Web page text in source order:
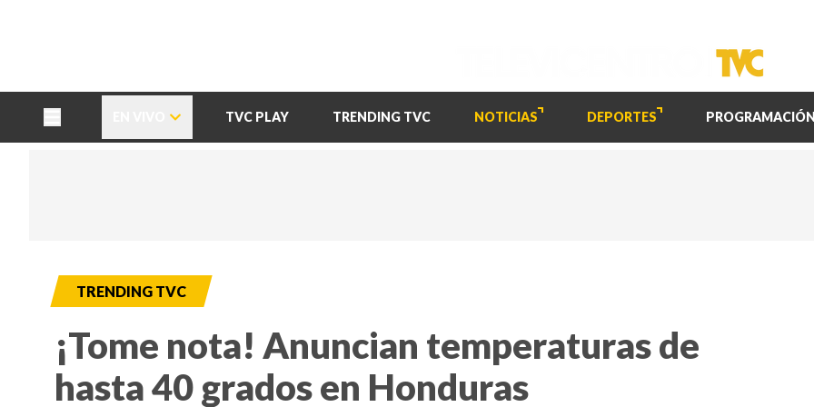
TVC PLAY TRENDING TVC NOTICIAS DEPORTES PROGRAMACIÓN
TRENDING TVC
¡Tome nota! Anuncian temperaturas de
hasta 40 grados en Honduras